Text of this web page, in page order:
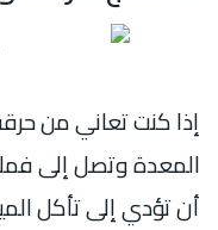
إذا كنت تعاني من
المعدة وتصل إلى
أن تؤدي إلى تأكل